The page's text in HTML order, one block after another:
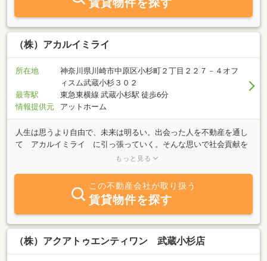
賃貸物件を探す
（株）アカルイミライ
所在地
神奈川県川崎市中原区小杉町２丁目２２７－４オフ
ィスム武蔵小杉３０２
最寄駅
東急東横線 武蔵小杉駅 徒歩6分
情報提供元
アットホーム
人生は思うより自由で、未来は明るい。出会った人を不動産を通し
て アカルイミライ に引っ張っていく。そんな思いで社会貢献を
していく会社であり続けます。ご縁をいただいたお客様からのご紹
た。極めて少人数（対応は女性社長１人が行います）で運営してい
ますので多くの数をこなせませんが、小規模で零細企業だからこそ
できる ”早くて自由で優しい” 発想で私たちにしかできないサー
ビスがあると思っています。お客さまの最善の為に、今、私に何が
できるだろうと常に問いかけながらの、ありがたく楽しい日々で
す。ご縁がありましたら、兎にも角にも たくさんお話ししましょ
もっと見る
この不動産会社が取り扱う
賃貸物件を探す
（株）アクアトゥエンティワン 武蔵小杉店